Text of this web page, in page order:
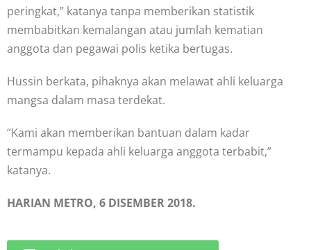
peringkat,” katanya tanpa memberikan statistik
membabitkan kemalangan atau jumlah kematian
anggota dan pegawai polis ketika bertugas.
Hussin berkata, pihaknya akan melawat ahli keluarga
mangsa dalam masa terdekat.
“Kami akan memberikan bantuan dalam kadar
termampu kepada ahli keluarga anggota terbabit,”
katanya.
HARIAN METRO, 6 DISEMBER 2018.